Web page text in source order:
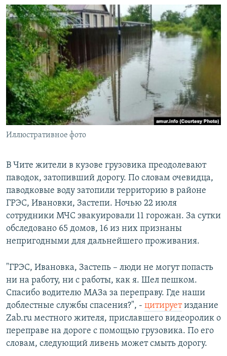
Вернутся
поиску
КАВКАЗ.РЕАЛИИ
СЕВЕР.РЕАЛИИ
СИБИРЬ.РЕАЛИИ
РАСПИСАНИЕ ВЕЩАНИЯ
ПОДПИШИТЕСЬ НА РАССЫЛКУ
СОЦИАЛЬНЫЕ СЕТИ
Все сайты РСЕ/РС
Иллюстративное фото
В Чите жители в кузове грузовика преодолевают
паводок, затопивший дорогу. По словам очевидца,
паводковые воду затопили территорию в районе
ГРЭС, Ивановки, Застепи. Ночью 22 июля
сотрудники МЧС эвакуировали 11 горожан. За сутки
обследовано 65 домов, 16 из них признаны
непригодными для дальнейшего проживания.
"ГРЭС, Ивановка, Застепь – люди не могут попасть
ни на работу, ни с работы, как я. Шел пешком.
Спасибо водителю МАЗа за переправу. Где наши
доблестные службы спасения?", - цитируетиздание
Zab.ru местного жителя, приславшего видеоролик о
переправе на дороге с помощью грузовика. По его
словам, следующий ливень может смыть дорогу.